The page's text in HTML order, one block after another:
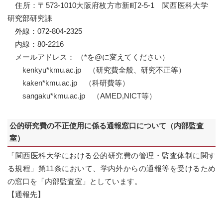
住所：〒573-1010大阪府枚方市新町2-5-1 関西医科大学
研究部研究課
外線：072-804-2325
内線：80-2216
メールアドレス： （*を@に変えてください）
kenkyu*kmu.ac.jp （研究費全般、研究不正等）
kaken*kmu.ac.jp （科研費等）
sangaku*kmu.ac.jp （AMED,NICT等）
公的研究費の不正使用に係る通報窓口について（内部監査
室）
「関西医科大学における公的研究費の管理・監査体制に関す
る規程」第11条において、学内外からの通報等を受けるため
の窓口を「内部監査室」としています。
【通報先】